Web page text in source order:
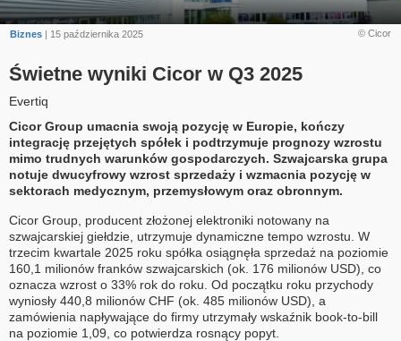
© Cicor
Biznes | 15 października 2025
Świetne wyniki Cicor w Q3 2025
Evertiq
Cicor Group umacnia swoją pozycję w Europie, kończy
integrację przejętych spółek i podtrzymuje prognozy wzrostu
mimo trudnych warunków gospodarczych. Szwajcarska grupa
notuje dwucyfrowy wzrost sprzedaży i wzmacnia pozycję w
sektorach medycznym, przemysłowym oraz obronnym.
Cicor Group, producent złożonej elektroniki notowany na
szwajcarskiej giełdzie, utrzymuje dynamiczne tempo wzrostu. W
trzecim kwartale 2025 roku spółka osiągnęła sprzedaż na poziomie
160,1 milionów franków szwajcarskich (ok. 176 milionów USD), co
oznacza wzrost o 33% rok do roku. Od początku roku przychody
wyniosły 440,8 milionów CHF (ok. 485 milionów USD), a
zamówienia napływające do firmy utrzymały wskaźnik book-to-bill
na poziomie 1,09, co potwierdza rosnący popyt.